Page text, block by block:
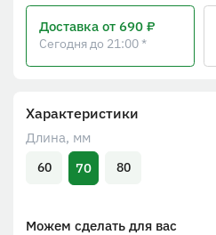
Характеристики
Длина, мм
60 70 80
Можем сделать для вас
Доставка от 690 ₽
Сегодня до 21:00 *